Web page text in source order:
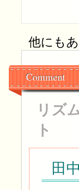
他にも
Comment
リズ
ト
田